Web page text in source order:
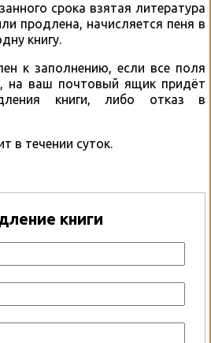
срока взятая литература
продлена, начисляется пеня в
книгу.
к заполнению, если все поля
на ваш почтовый ящик придёт
книги, либо отказ в
в течении суток.
книги